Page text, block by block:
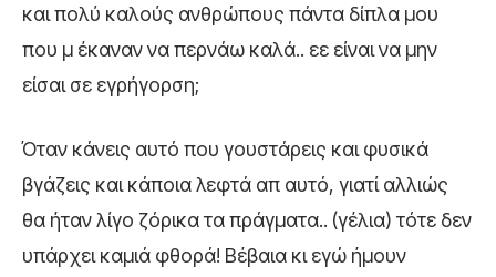
και πολύ καλούς ανθρώπους πάντα δίπλα μου
που μ έκαναν να περνάω καλά.. εε είναι να μην
είσαι σε εγρήγορση;
Όταν κάνεις αυτό που γουστάρεις και φυσικά
βγάζεις και κάποια λεφτά απ αυτό, γιατί αλλιώς
θα ήταν λίγο ζόρικα τα πράγματα.. (γέλια) τότε δεν
υπάρχει καμιά φθορά! Βέβαια κι εγώ ήμουν